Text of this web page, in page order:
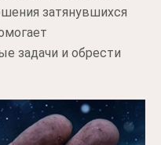
затянувшихся
задачи и обрести